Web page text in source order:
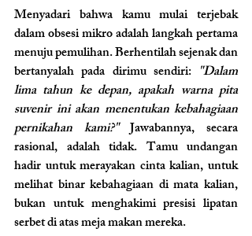
Menyadari bahwa kamu mulai terjebak
dalam obsesi mikro adalah langkah pertama
menuju pemulihan. Berhentilah sejenak dan
bertanyalah pada dirimu sendiri: "Dalam
lima tahun ke depan, apakah warna pita
suvenir ini akan menentukan kebahagiaan
pernikahan kami?" Jawabannya, secara
rasional, adalah tidak. Tamu undangan
hadir untuk merayakan cinta kalian, untuk
melihat binar kebahagiaan di mata kalian,
bukan untuk menghakimi presisi lipatan
serbet di atas meja makan mereka.